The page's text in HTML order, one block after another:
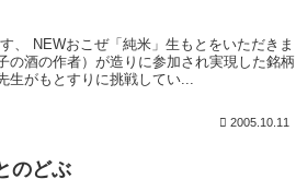
、 NEWおこぜ「純米」生もとをいただきま
の酒の作者）が造りに参加され実現した銘柄
がもとすりに挑戦してい...
2005.10.11
のどぶ